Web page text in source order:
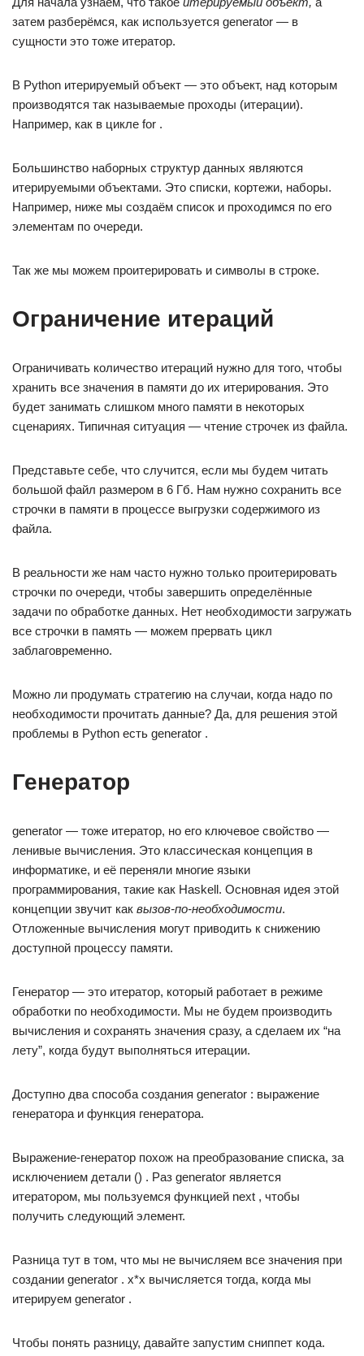
затем разберёмся, как используется generator — в
сущности это тоже итератор.
В Python итерируемый объект — это объект, над которым
производятся так называемые проходы (итерации).
Например, как в цикле for .
Большинство наборных структур данных являются
итерируемыми объектами. Это списки, кортежи, наборы.
Например, ниже мы создаём список и проходимся по его
элементам по очереди.
Так же мы можем проитерировать и символы в строке.
Ограничение итераций
Ограничивать количество итераций нужно для того, чтобы
хранить все значения в памяти до их итерирования. Это
будет занимать слишком много памяти в некоторых
сценариях. Типичная ситуация — чтение строчек из файла.
Представьте себе, что случится, если мы будем читать
большой файл размером в 6 Гб. Нам нужно сохранить все
строчки в памяти в процессе выгрузки содержимого из
файла.
В реальности же нам часто нужно только проитерировать
строчки по очереди, чтобы завершить определённые
задачи по обработке данных. Нет необходимости загружать
все строчки в память — можем прервать цикл
заблаговременно.
Можно ли продумать стратегию на случаи, когда надо по
необходимости прочитать данные? Да, для решения этой
проблемы в Python есть generator .
Генератор
generator — тоже итератор, но его ключевое свойство —
ленивые вычисления. Это классическая концепция в
информатике, и её переняли многие языки
программирования, такие как Haskell. Основная идея этой
концепции звучит как вызов-по-необходимости.
Отложенные вычисления могут приводить к снижению
доступной процессу памяти.
Генератор — это итератор, который работает в режиме
обработки по необходимости. Мы не будем производить
вычисления и сохранять значения сразу, а сделаем их “на
лету”, когда будут выполняться итерации.
Доступно два способа создания generator : выражение
генератора и функция генератора.
Выражение-генератор похож на преобразование списка, за
исключением детали () . Раз generator является
итератором, мы пользуемся функцией next , чтобы
получить следующий элемент.
Разница тут в том, что мы не вычисляем все значения при
создании generator . x*x вычисляется тогда, когда мы
итерируем generator .
Чтобы понять разницу, давайте запустим сниппет кода.